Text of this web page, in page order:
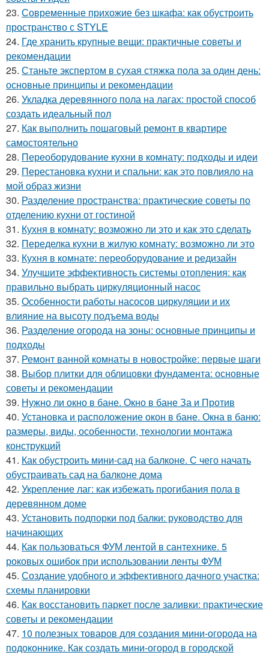
23. Современные прихожие без шкафа: как обустроить
пространство с STYLE
24. Где хранить крупные вещи: практичные советы и
рекомендации
25. Станьте экспертом в сухая стяжка пола за один день:
основные принципы и рекомендации
26. Укладка деревянного пола на лагах: простой способ
создать идеальный пол
27. Как выполнить пошаговый ремонт в квартире
самостоятельно
28. Переоборудование кухни в комнату: подходы и идеи
29. Перестановка кухни и спальни: как это повлияло на
мой образ жизни
30. Разделение пространства: практические советы по
отделению кухни от гостиной
31. Кухня в комнату: возможно ли это и как это сделать
32. Переделка кухни в жилую комнату: возможно ли это
33. Кухня в комнате: переоборудование и редизайн
34. Улучшите эффективность системы отопления: как
правильно выбрать циркуляционный насос
35. Особенности работы насосов циркуляции и их
влияние на высоту подъема воды
36. Разделение огорода на зоны: основные принципы и
подходы
37. Ремонт ванной комнаты в новостройке: первые шаги
38. Выбор плитки для облицовки фундамента: основные
советы и рекомендации
39. Нужно ли окно в бане. Окно в бане За и Против
40. Установка и расположение окон в бане. Окна в баню:
размеры, виды, особенности, технологии монтажа
конструкций
41. Как обустроить мини-сад на балконе. С чего начать
обустраивать сад на балконе дома
42. Укрепление лаг: как избежать прогибания пола в
деревянном доме
43. Установить подпорки под балки: руководство для
начинающих
44. Как пользоваться ФУМ лентой в сантехнике. 5
роковых ошибок при использовании ленты ФУМ
45. Создание удобного и эффективного дачного участка:
схемы планировки
46. Как восстановить паркет после заливки: практические
советы и рекомендации
47. 10 полезных товаров для создания мини-огорода на
подоконнике. Как создать мини-огород в городской